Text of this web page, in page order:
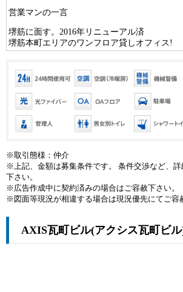
営業マンの一言
堺筋に面す。2016年リニューアル済
堺筋本町エリアのワンフロア貸しオフィス!
※取引態様：仲介
※上記、金額は募集条件です。 条件交渉など、
下さい。
※広告作成中に契約済みの場合はご容赦下さい。
※図面等現況が相違する場合は現況優先にてご容
AXIS瓦町ビル(アクシス瓦町ビ